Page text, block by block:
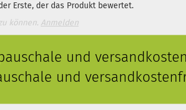
Erste, der das Produkt bewertet.
können. Anmelden
und
und